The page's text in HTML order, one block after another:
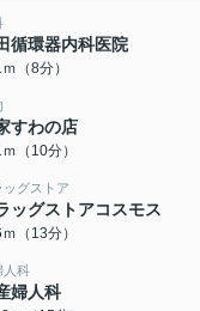
循環器内科医院
（8分）
すわの店
（10分）
ッグストア
ッグストアコスモス
（13分）
人科
婦人科